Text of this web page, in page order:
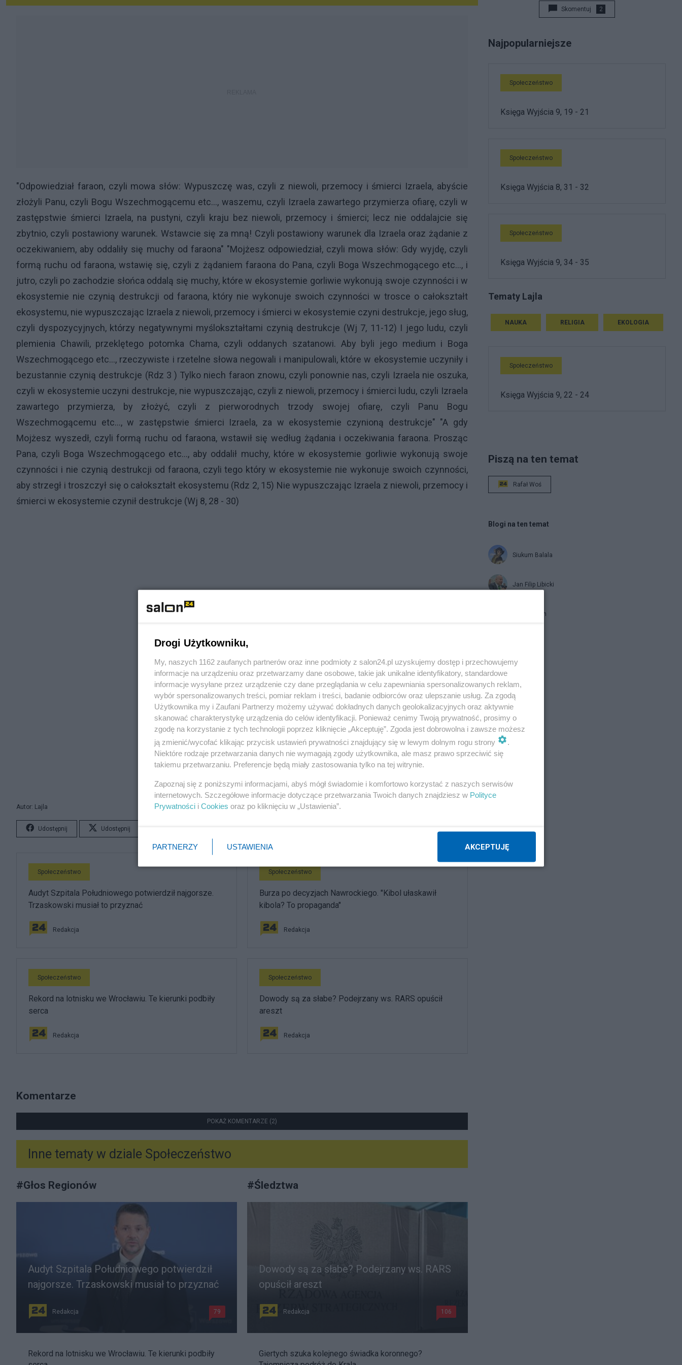
"Odpowiedział faraon, czyli mowa słów: Wypuszczę was, czyli z niewoli, przemocy i śmierci Izraela, abyście
złożyli Panu, czyli Bogu Wszechmogącemu etc..., waszemu, czyli Izraela zawartego przymierza ofiarę, czyli w
zastępstwie śmierci Izraela, na pustyni, czyli kraju bez niewoli, przemocy i śmierci; lecz nie oddalajcie się
zbytnio, czyli postawiony warunek. Wstawcie się za mną! Czyli postawiony warunek dla Izraela oraz żądanie z
oczekiwaniem, aby oddaliły się muchy od faraona" "Mojżesz odpowiedział, czyli mowa słów: Gdy wyjdę, czyli
formą ruchu od faraona, wstawię się, czyli z żądaniem faraona do Pana, czyli Boga Wszechmogącego etc..., i
jutro, czyli po zachodzie słońca oddalą się muchy, które w ekosystemie gorliwie wykonują swoje czynności i w
ekosystemie nie czynią destrukcji od faraona, który nie wykonuje swoich czynności w trosce o całokształt
ekosystemu, nie wypuszczając Izraela z niewoli, przemocy i śmierci w ekosystemie czyni destrukcje, jego sług,
czyli dyspozycyjnych, którzy negatywnymi myślokształtami czynią destrukcje (Wj 7, 11-12) I jego ludu, czyli
plemienia Chawili, przeklętego potomka Chama, czyli oddanych szatanowi. Aby byli jego medium i Boga
Wszechmogącego etc..., rzeczywiste i rzetelne słowa negowali i manipulowali, które w ekosystemie uczyniły i
bezustannie czynią destrukcje (Rdz 3 ) Tylko niech faraon znowu, czyli ponownie nas, czyli Izraela nie oszuka,
czyli w ekosystemie uczyni destrukcje, nie wypuszczając, czyli z niewoli, przemocy i śmierci ludu, czyli Izraela
zawartego przymierza, by złożyć, czyli z pierworodnych trzody swojej ofiarę, czyli Panu Bogu
Wszechmogącemu etc..., w zastępstwie śmierci Izraela, za w ekosystemie czynioną destrukcje" "A gdy
Mojżesz wyszedł, czyli formą ruchu od faraona, wstawił się według żądania i oczekiwania faraona. Prosząc
Pana, czyli Boga Wszechmogącego etc..., aby oddalił muchy, które w ekosystemie gorliwie wykonują swoje
czynności i nie czynią destrukcji od faraona, czyli tego który w ekosystemie nie wykonuje swoich czynności,
aby strzegł i troszczył się o całokształt ekosystemu (Rdz 2, 15) Nie wypuszczając Izraela z niewoli, przemocy i
śmierci w ekosystemie czynił destrukcje (Wj 8, 28 - 30)
Autor: Lajla
Udostępnij Udostępnij
Społeczeństwo
Audyt Szpitala Południowego potwierdził najgorsze.
Trzaskowski musiał to przyznać
Redakcja
Społeczeństwo
Burza po decyzjach Nawrockiego. "Kibol ułaskawił
kibola? To propaganda"
Redakcja
Społeczeństwo
Rekord na lotnisku we Wrocławiu. Te kierunki podbiły
serca
Redakcja
Społeczeństwo
Dowody są za słabe? Podejrzany ws. RARS opuścił
areszt
Redakcja
Komentarze
POKAŻ KOMENTARZE (2)
Inne tematy w dziale Społeczeństwo
#Głos Regionów
Audyt Szpitala Południowego potwierdził
najgorsze. Trzaskowski musiał to przyznać
Redakcja 79
Rekord na lotnisku we Wrocławiu. Te kierunki podbiły
#Śledztwa
Dowody są za słabe? Podejrzany ws. RARS
opuścił areszt
Redakcja 106
Giertych szuka kolejnego świadka koronnego?
Skomentuj 2
Najpopularniejsze
Społeczeństwo
Księga Wyjścia 9, 19 - 21
Społeczeństwo
Księga Wyjścia 8, 31 - 32
Społeczeństwo
Księga Wyjścia 9, 34 - 35
Tematy Lajla
NAUKA RELIGIA EKOLOGIA
Społeczeństwo
Księga Wyjścia 9, 22 - 24
Piszą na ten temat
Rafał Woś
Blogi na ten temat
Siukum Balala
Jan Filip Libicki
brat Damian
Drogi Użytkowniku,
My, naszych 1162 zaufanych partnerów oraz inne podmioty z salon24.pl uzyskujemy dostęp i przechowujemy
informacje na urządzeniu oraz przetwarzamy dane osobowe, takie jak unikalne identyfikatory, standardowe
informacje wysyłane przez urządzenie czy dane przeglądania w celu zapewniania spersonalizowanych reklam,
wybór spersonalizowanych treści, pomiar reklam i treści, badanie odbiorców oraz ulepszanie usług. Za zgodą
Użytkownika my i Zaufani Partnerzy możemy używać dokładnych danych geolokalizacyjnych oraz aktywnie
skanować charakterystykę urządzenia do celów identyfikacji. Ponieważ cenimy Twoją prywatność, prosimy o
zgodę na korzystanie z tych technologii poprzez kliknięcie „Akceptuję”. Zgoda jest dobrowolna i zawsze możesz
ją zmienić/wycofać klikając przycisk ustawień prywatności znajdujący się w lewym dolnym rogu strony
.
Niektóre rodzaje przetwarzania danych nie wymagają zgody użytkownika, ale masz prawo sprzeciwić się
takiemu przetwarzaniu. Preferencje będą miały zastosowania tylko na tej witrynie.
Zapoznaj się z poniższymi informacjami, abyś mógł świadomie i komfortowo korzystać z naszych serwisów
internetowych. Szczegółowe informacje dotyczące przetwarzania Twoich danych znajdziesz w Polityce
Prywatności i Cookies oraz po kliknięciu w „Ustawienia”.
PARTNERZY USTAWIENIA AKCEPTUJĘ